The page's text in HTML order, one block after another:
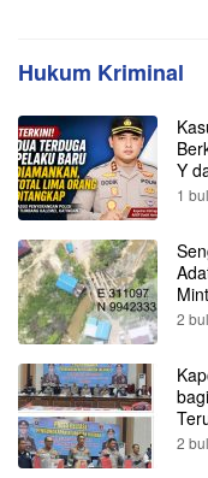
Hukum Kriminal
Y
1
2
2